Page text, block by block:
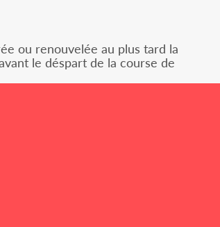
ou renouvelée au plus tard la
le déspart de la course de